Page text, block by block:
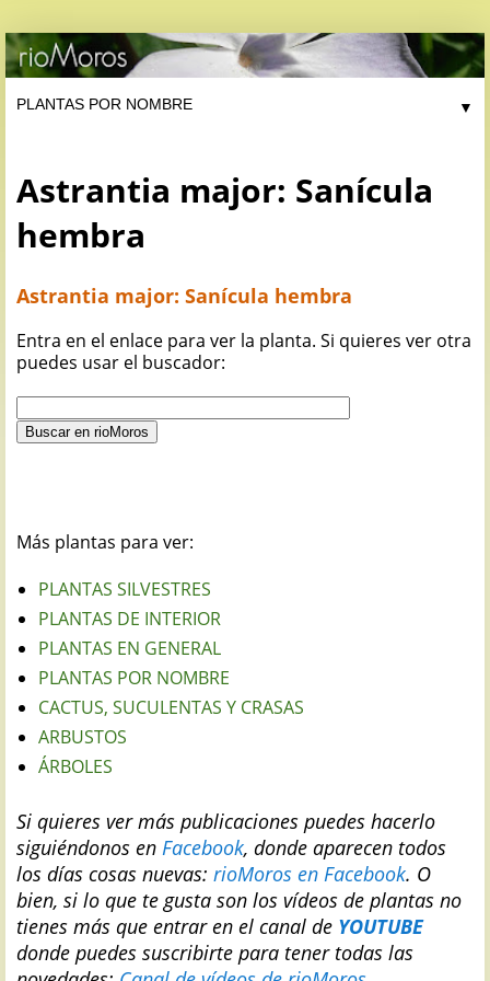
▼
Astrantia major: Sanícula
hembra
Astrantia major: Sanícula hembra
Entra en el enlace para ver la planta. Si quieres ver otra
puedes usar el buscador:
Más plantas para ver:
PLANTAS SILVESTRES
PLANTAS DE INTERIOR
PLANTAS EN GENERAL
PLANTAS POR NOMBRE
CACTUS, SUCULENTAS Y CRASAS
ARBUSTOS
ÁRBOLES
Si quieres ver más publicaciones puedes hacerlo
siguiéndonos en Facebook, donde aparecen todos
los días cosas nuevas: rioMoros en Facebook. O
bien, si lo que te gusta son los vídeos de plantas no
tienes más que entrar en el canal de YOUTUBE
donde puedes suscribirte para tener todas las